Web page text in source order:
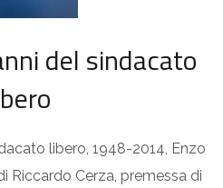
del sindacato
libero, 1948-2014, Enzo
Riccardo Cerza, premessa di